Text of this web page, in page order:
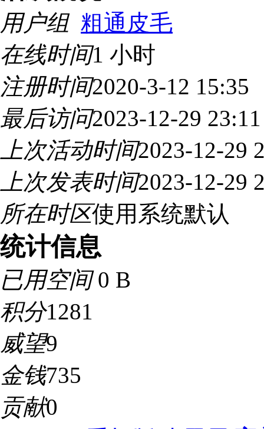
用户组 粗通皮毛
在线时间1 小时
注册时间2020-3-12 15:35
最后访问2023-12-29 23:11
上次活动时间2023-12-29
上次发表时间2023-12-29
所在时区使用系统默认
统计信息
已用空间0 B
积分1281
威望9
金钱735
贡献0